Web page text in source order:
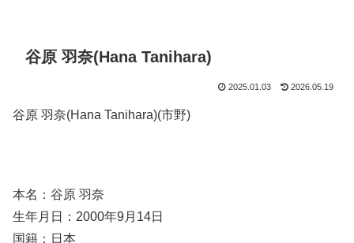
谷原 羽奈(Hana Tanihara)
2025.01.03 2026.05.19
谷原 羽奈(Hana Tanihara)(市野)
本名：谷原 羽奈
生年月日：2000年9月14日
国籍：日本